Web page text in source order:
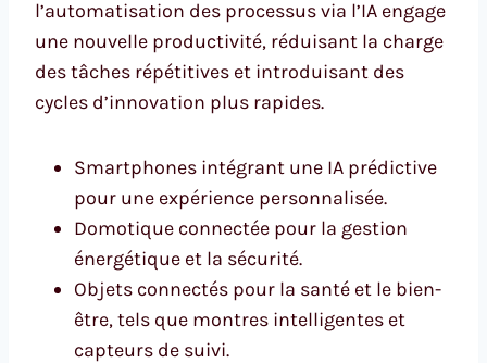
l’automatisation des processus via l’IA engage
une nouvelle productivité, réduisant la charge
des tâches répétitives et introduisant des
cycles d’innovation plus rapides.
Smartphones intégrant une IA prédictive
pour une expérience personnalisée.
Domotique connectée pour la gestion
énergétique et la sécurité.
Objets connectés pour la santé et le bien-
être, tels que montres intelligentes et
capteurs de suivi.